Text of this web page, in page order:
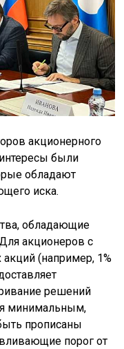
акционерного
были
обладают
иска.
обладающие
акционеров с
(например, 1%
решений
минимальным,
прописаны
порог от